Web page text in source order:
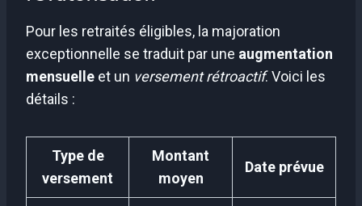
Pour les retraités éligibles, la majoration
exceptionnelle se traduit par une augmentation
mensuelle et un versement rétroactif. Voici les
détails :
Type de
versement
Montant
moyen
Date prévue